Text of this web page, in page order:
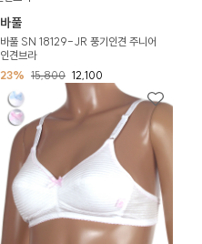
바풀
바풀 SN 18129-JR 풍기인견 주니어
인견브라
23% 15,800 12,100